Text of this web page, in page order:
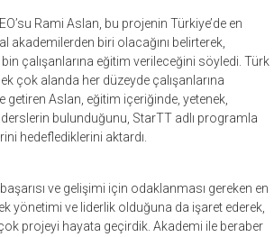
Rami Aslan, bu projenin Türkiye’de en
akademilerden biri olacağını belirterek,
çalışanlarına eğitim verileceğini söyledi. Türk
çok alanda her düzeyde çalışanlarına
getiren Aslan, eğitim içeriğinde, yetenek,
bulunduğunu, StarTT adlı programla
hedeflediklerini aktardı.
ve gelişimi için odaklanması gereken en
yönetimi ve liderlik olduğuna da işaret ederek,
çok projeyi hayata geçirdik. Akademi ile beraber